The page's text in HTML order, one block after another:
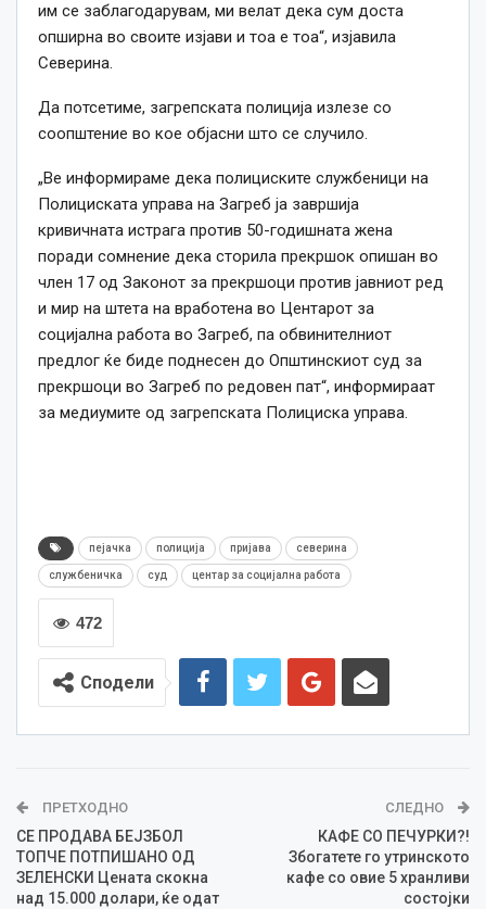
им се заблагодарувам, ми велат дека сум доста
опширна во своите изјави и тоа е тоа“, изјавила
Северина.
Да потсетиме, загрепската полиција излезе со
соопштение во кое објасни што се случило.
„Ве информираме дека полициските службеници на
Полициската управа на Загреб ја завршија
кривичната истрага против 50-годишната жена
поради сомнение дека сторила прекршок опишан во
член 17 од Законот за прекршоци против јавниот ред
и мир на штета на вработена во Центарот за
социјална работа во Загреб, па обвинителниот
предлог ќе биде поднесен до Општинскиот суд за
прекршоци во Загреб по редовен пат“, информираат
за медиумите од загрепската Полициска управа.
пејачка полиција пријава северина
службеничка суд центар за социјална работа
472
Сподели
ПРЕТХОДНО
СЕ ПРОДАВА БЕЈЗБОЛ
ТОПЧЕ ПОТПИШАНО ОД
ЗЕЛЕНСКИ Цената скокна
над 15.000 долари, ќе одат
СЛЕДНО
КАФЕ СО ПЕЧУРКИ?!
Збогатете го утринското
кафе со овие 5 хранливи
состојки